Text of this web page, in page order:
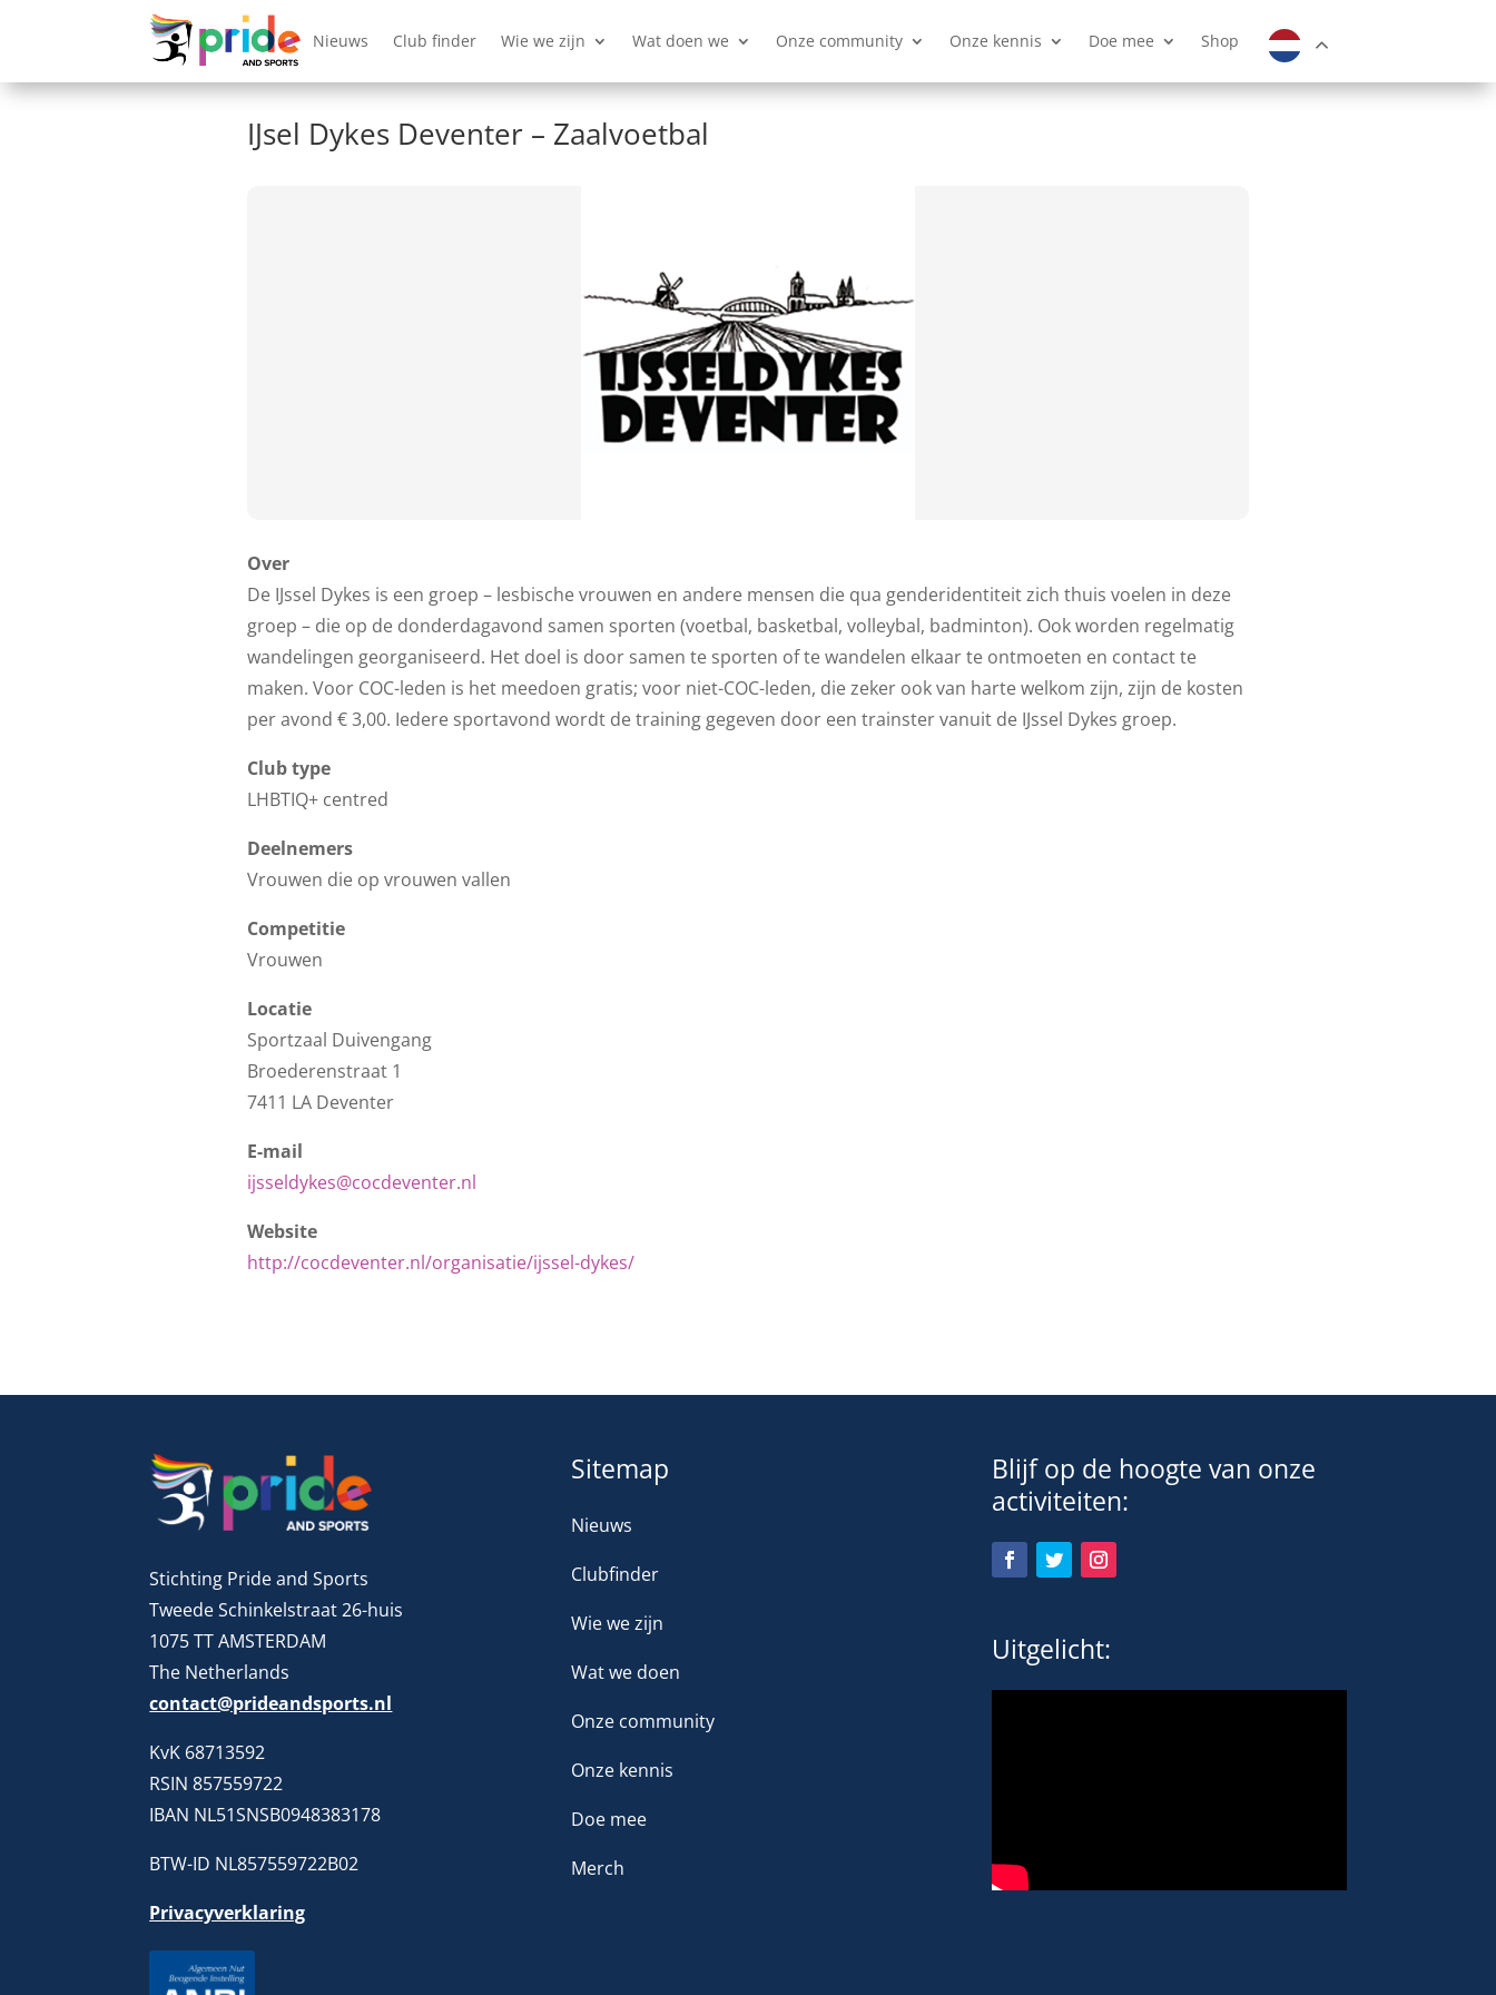
Nieuws Club finder Wie we zijn Wat doen we Onze community Onze kennis Doe mee Shop
IJsel Dykes Deventer – Zaalvoetbal
Over
De IJssel Dykes is een groep – lesbische vrouwen en andere mensen die qua genderidentiteit zich thuis voelen in deze
groep – die op de donderdagavond samen sporten (voetbal, basketbal, volleybal, badminton). Ook worden regelmatig
wandelingen georganiseerd. Het doel is door samen te sporten of te wandelen elkaar te ontmoeten en contact te
maken. Voor COC-leden is het meedoen gratis; voor niet-COC-leden, die zeker ook van harte welkom zijn, zijn de kosten
per avond € 3,00. Iedere sportavond wordt de training gegeven door een trainster vanuit de IJssel Dykes groep.
Club type
LHBTIQ+ centred
Deelnemers
Vrouwen die op vrouwen vallen
Competitie
Vrouwen
Locatie
Sportzaal Duivengang
Broederenstraat 1
7411 LA Deventer
E-mail
ijsseldykes@cocdeventer.nl
Website
http://cocdeventer.nl/organisatie/ijssel-dykes/
Stichting Pride and Sports
Tweede Schinkelstraat 26-huis
1075 TT AMSTERDAM
The Netherlands
contact@prideandsports.nl
KvK 68713592
RSIN 857559722
IBAN NL51SNSB0948383178
BTW-ID NL857559722B02
Privacyverklaring
Sitemap
Nieuws
Clubfinder
Wie we zijn
Wat we doen
Onze community
Onze kennis
Doe mee
Merch
Blijf op de hoogte van onze
activiteiten:
Uitgelicht: